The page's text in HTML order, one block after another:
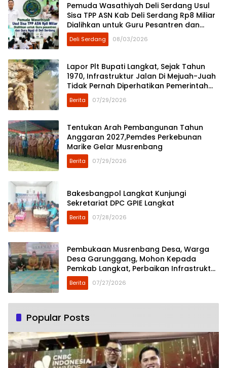
Pemuda Wasathiyah Deli Serdang Usul
Sisa TPP ASN Kab Deli Serdang Rp8 Miliar
Dialihkan untuk Guru Pesantren dan
Guru Ngaji
Deli Serdang 08/03/2026
Lapor Plt Bupati Langkat, Sejak Tahun
1970, Infrastruktur Jalan Di Mejuah-Juah
Tidak Pernah Diperhatikan Pemerintah
Kabupaten Langkat
Berita 07/29/2026
Tentukan Arah Pembangunan Tahun
Anggaran 2027,Pemdes Perkebunan
Marike Gelar Musrenbang
Berita 07/29/2026
Bakesbangpol Langkat Kunjungi
Sekretariat DPC GPIE Langkat
Berita 07/28/2026
Pembukaan Musrenbang Desa, Warga
Desa Garunggang, Mohon Kepada
Pemkab Langkat, Perbaikan Infrastruktur
di Dusun Mejuah-Juah
Berita 07/27/2026
Popular Posts